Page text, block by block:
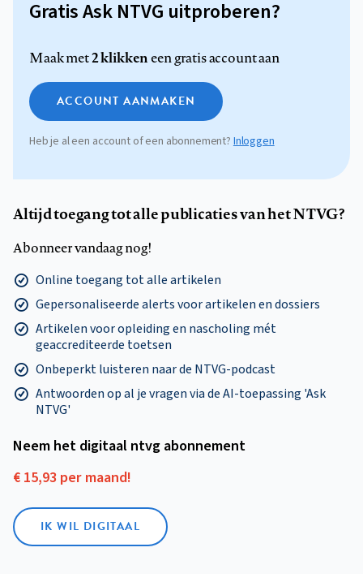
Gratis Ask NTVG uitproberen?
Maak met2 klikkeneen gratis account aan
ACCOUNT AANMAKEN
Heb je al een account of een abonnement? Inloggen
Altijd toegang tot alle publicaties van het NTVG?
Abonneer vandaag nog!
Online toegang tot alle artikelen
Gepersonaliseerde alerts voor artikelen en dossiers
Artikelen voor opleiding en nascholing mét
geaccrediteerde toetsen
Onbeperkt luisteren naar de NTVG-podcast
Antwoorden op al je vragen via de AI-toepassing 'Ask
NTVG'
Neem het digitaal ntvg abonnement
€ 15,93 per maand!
IK WIL DIGITAAL